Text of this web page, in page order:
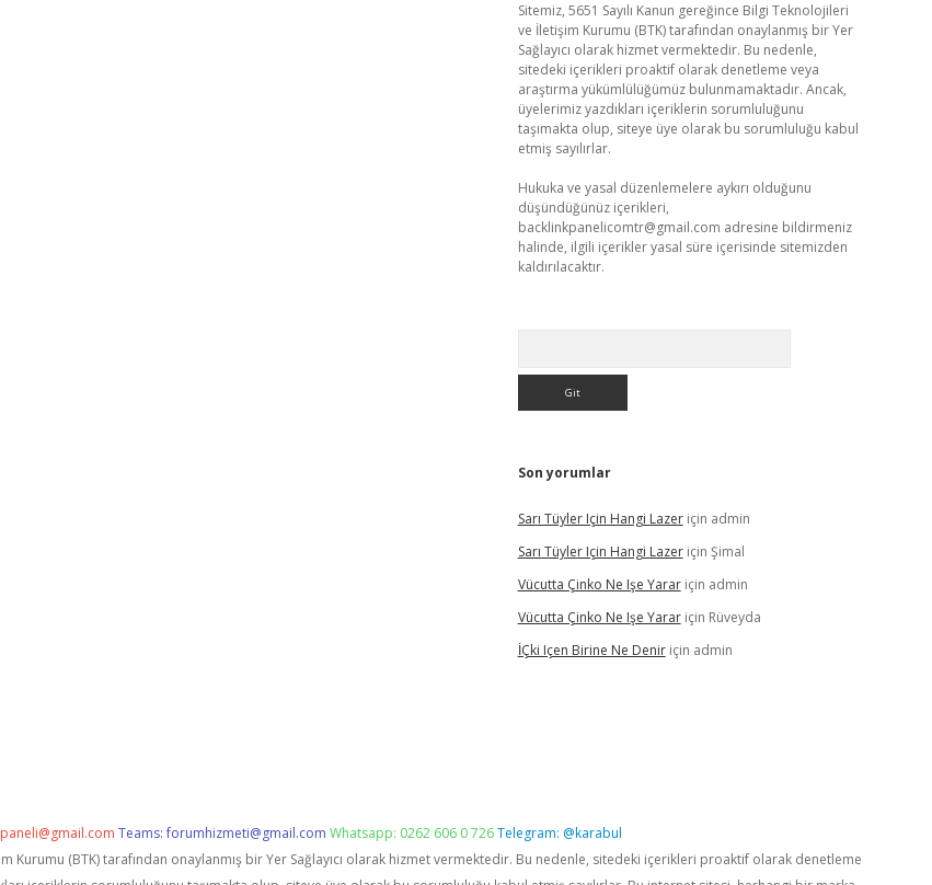
Sitemiz, 5651 Sayılı Kanun gereğince Bilgi Teknolojileri
ve İletişim Kurumu (BTK) tarafından onaylanmış bir Yer
Sağlayıcı olarak hizmet vermektedir. Bu nedenle,
sitedeki içerikleri proaktif olarak denetleme veya
araştırma yükümlülüğümüz bulunmamaktadır. Ancak,
üyelerimiz yazdıkları içeriklerin sorumluluğunu
taşımakta olup, siteye üye olarak bu sorumluluğu kabul
etmiş sayılırlar.
Hukuka ve yasal düzenlemelere aykırı olduğunu
düşündüğünüz içerikleri,
backlinkpanelicomtr@gmail.com adresine bildirmeniz
halinde, ilgili içerikler yasal süre içerisinde sitemizden
kaldırılacaktır.
Son yorumlar
Sarı Tüyler Için Hangi Lazeriçin admin
Sarı Tüyler Için Hangi Lazeriçin Şimal
Vücutta Çinko Ne Işe Yarariçin admin
Vücutta Çinko Ne Işe Yarariçin Rüveyda
İÇki Içen Birine Ne Deniriçin admin
Teams:forumhizmeti@gmail.com Whatsapp: 0262 606 0 726Telegram: @karabul
Kurumu (BTK) tarafından onaylanmış bir Yer Sağlayıcı olarak hizmet vermektedir. Bu nedenle, sitedeki içerikleri proaktif olarak denetleme